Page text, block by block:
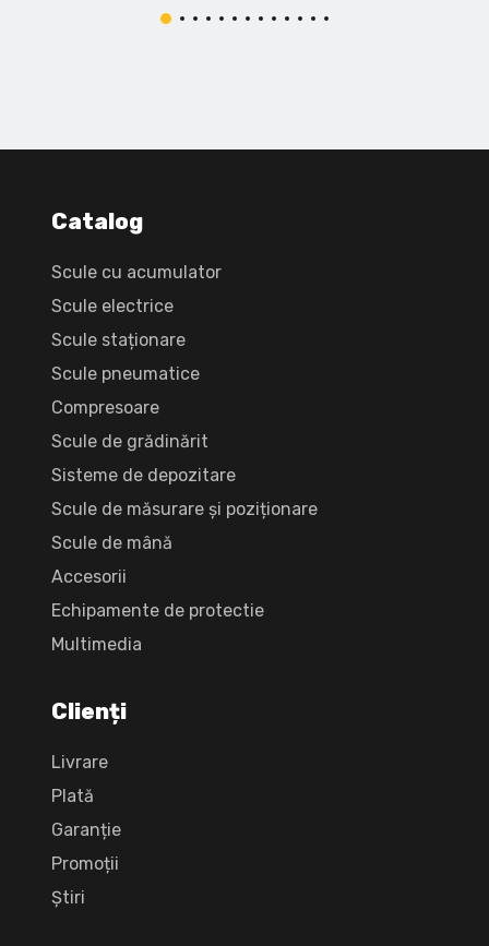
Catalog
Scule cu acumulator
Scule electrice
Scule staționare
Scule pneumatice
Compresoare
Scule de grădinărit
Sisteme de depozitare
Scule de măsurare și poziționare
Scule de mână
Accesorii
Echipamente de protectie
Multimedia
Clienți
Livrare
Plată
Garanție
Promoții
Știri